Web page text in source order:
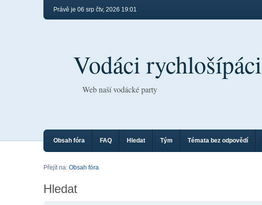
Právě je 06 srp čtv, 2026 19:01
Vodáci rychlošípáci
Web naší vodácké party
Obsah fóra FAQ Hledat Tým Témata bez odpovědí
Přejít na: Obsah fóra
Hledat